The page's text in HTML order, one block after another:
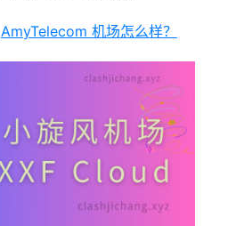
AmyTelecom 机场怎么样？